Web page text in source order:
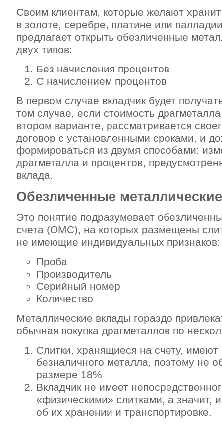
Своим клиентам, которые желают
в золоте, серебре, платине или
предлагает открыть обезличенные
двух типов:
Без начисления процентов
С начислением процентов
В первом случае вкладчик будет
том случае, если стоимость
втором варианте, рассматривается
договор с установленными сроками, и
формироваться из двумя способами:
драгметалла и процентов,
вклада.
Обезличенные
Это понятие подразумевает
счета (ОМС), на которых размещены
не имеющие индивидуальных признаков:
Проба
Производитель
Серийный номер
Количество
Металлические вклады гораздо
обычная покупка драгметаллов по
Слитки, хранящиеся на счету, имеют
безналичного металла, поэтому не
размере 18%
Вкладчик не имеет
«физическими» слитками, а значит,
об их хранении и транспортировке.